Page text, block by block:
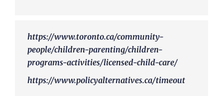
https://www.toronto.ca/community-
people/children-parenting/children-
programs-activities/licensed-child-care/
https://www.policyalternatives.ca/timeout